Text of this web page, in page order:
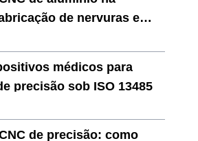
de nervuras e
de alta resistência
médicos para
precisão sob ISO 13485
de precisão: como